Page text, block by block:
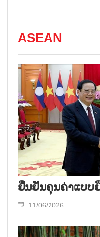
ASEAN
ຢືນຢັນຄຸນຄ່າແບບ
11/06/2026